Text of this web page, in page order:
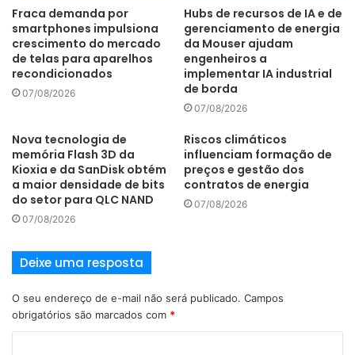
Fraca demanda por
smartphones impulsiona
crescimento do mercado
de telas para aparelhos
recondicionados
07/08/2026
Hubs de recursos de IA e de
gerenciamento de energia
da Mouser ajudam
engenheiros a
implementar IA industrial
de borda
07/08/2026
Nova tecnologia de
memória Flash 3D da
Kioxia e da SanDisk obtém
a maior densidade de bits
do setor para QLC NAND
07/08/2026
Riscos climáticos
influenciam formação de
preços e gestão dos
contratos de energia
07/08/2026
Deixe uma resposta
O seu endereço de e-mail não será publicado. Campos
obrigatórios são marcados com *